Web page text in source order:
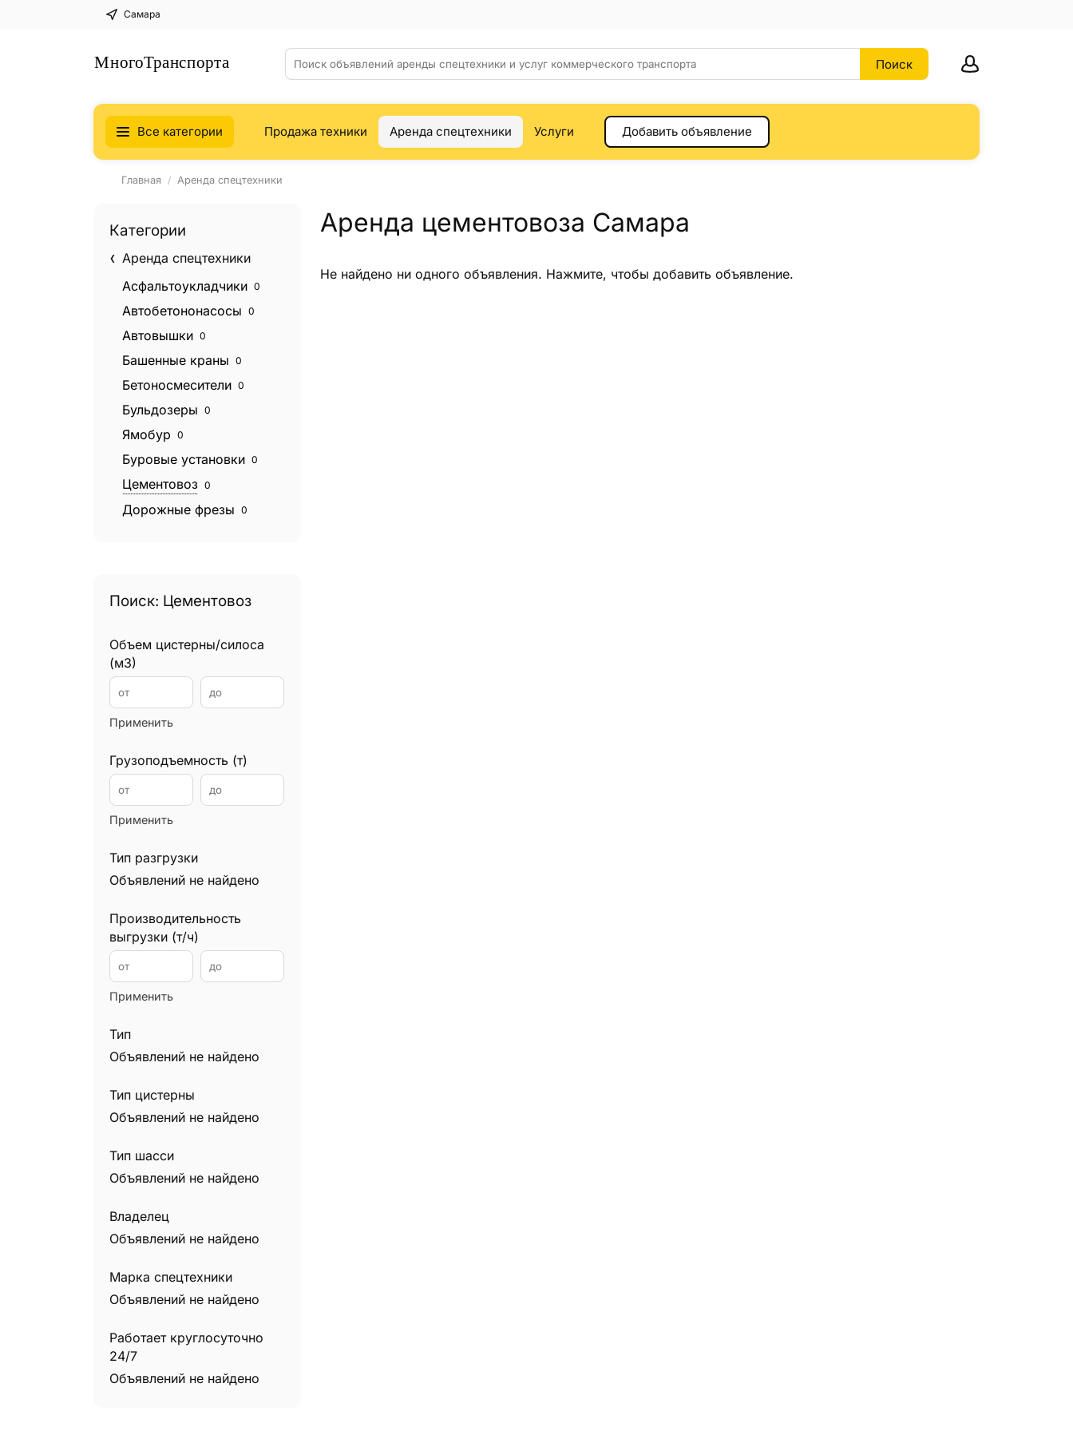
Самара
Все категории Продажа техники Аренда спецтехники Услуги Добавить объявление
Главная Аренда спецтехники
Категории
Аренда спецтехники
Асфальтоукладчики 0
Автобетононасосы 0
Автовышки 0
Башенные краны 0
Бетоносмесители 0
Бульдозеры 0
Ямобур 0
Буровые установки 0
Цементовоз 0
Дорожные фрезы 0
Эвакуаторы 0
Грейдеры
Гудронаторы 0
Илососы
Манипуляторы 0
Минипогрузчики
Мусоровозы 0
Уборочные машины
Вилочные погрузчики
Ричтраки 0
Самосвалы
Сваебойные установки
Трактора
Поиск: Цементовоз
Объем цистерны/силоса
(м3)
Применить
Грузоподъемность (т)
Применить
Тип разгрузки
Объявлений не найдено
Производительность
выгрузки (т/ч)
Применить
Тип
Объявлений не найдено
Тип цистерны
Объявлений не найдено
Тип шасси
Объявлений не найдено
Владелец
Объявлений не найдено
Марка спецтехники
Объявлений не найдено
Работает круглосуточно
24/7
Объявлений не найдено
Аренда цементовоза Самара
Не найдено ни одного объявления. Нажмите, чтобы добавить объявление.